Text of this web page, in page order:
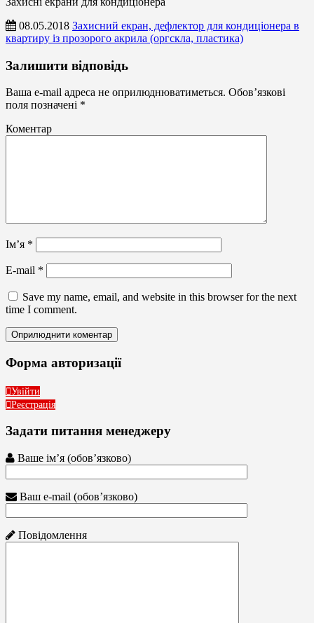
08.05.2018 Захисний екран, дефлектор для кондиціонера в
квартиру із прозорого акрила (оргскла, пластика)
Захисні
для
кондиціонера
Залишити відповідь
Ваша e-mail адреса не оприлюднюватиметься. Обов’язкові
поля позначені *
Коментар
Ім’я *
E-mail *
Save my name, email, and website in this browser for the next
time I comment.
Форма авторизації
Увійти
Реєстрація
Задати питання менеджеру
Ваше ім’я (обов’язково)
Ваш e-mail (обов’язково)
Повідомлення